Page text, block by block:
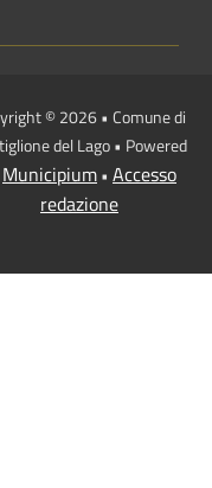
© 2026 • Comune di
del Lago • Powered
Municipium• Accesso
redazione